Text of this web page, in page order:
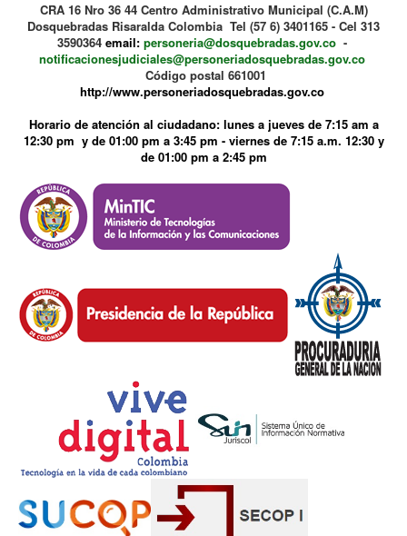
CRA 16 Nro 36 44 Centro Administrativo Municipal (C.A.M)
Dosquebradas Risaralda Colombia Tel (57 6) 3401165 - Cel 313
3590364 email: personeria@dosquebradas.gov.co-
notificacionesjudiciales@personeriadosquebradas.gov.co
Código postal 661001
http://www.personeriadosquebradas.gov.co
Horario de atención al ciudadano: lunes a jueves de 7:15 am a
12:30 pm y de 01:00 pm a 3:45 pm - viernes de 7:15 a.m. 12:30 y
de 01:00 pm a 2:45 pm